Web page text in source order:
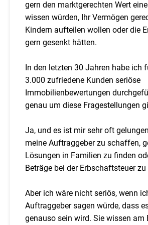
gern den marktgerechten Wert
wissen würden, Ihr Vermögen
Kindern aufteilen wollen oder die
gern gesenkt hätten.
In den letzten 30 Jahren habe ich
3.000 zufriedene Kunden seriöse
Immobilienbewertungen
genau um diese Fragestellungen
Ja, und es ist mir sehr oft
meine Auftraggeber zu schaffen,
Lösungen in Familien zu finden
Beträge bei der Erbschaftsteuer zu
Aber ich wäre nicht seriös, wenn
Auftraggeber sagen würde, dass
genauso sein wird. Sie wissen am